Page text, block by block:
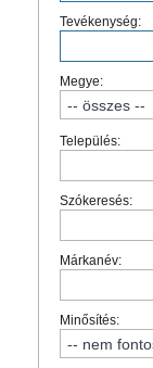
Tevékenység:
Megye:
Település:
Szókeresés:
Márkanév:
Minősítés: